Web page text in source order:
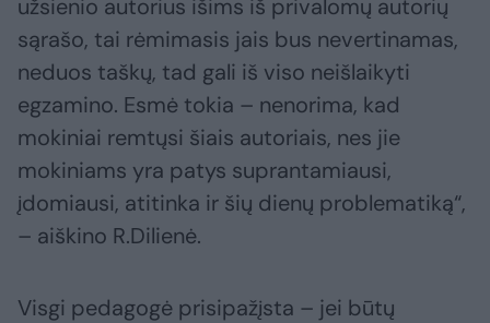
užsienio autorius išims iš privalomų autorių
sąrašo, tai rėmimasis jais bus nevertinamas,
neduos taškų, tad gali iš viso neišlaikyti
egzamino. Esmė tokia – nenorima, kad
mokiniai remtųsi šiais autoriais, nes jie
mokiniams yra patys suprantamiausi,
įdomiausi, atitinka ir šių dienų problematiką“,
– aiškino R.Dilienė.
Visgi pedagogė prisipažįsta – jei būtų